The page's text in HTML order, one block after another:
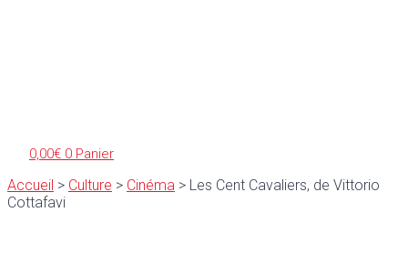
0,00€ 0 Panier
Accueil > Culture > Cinéma > Les Cent Cavaliers, de Vittorio
Cottafavi